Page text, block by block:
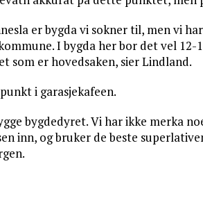
er bygda vi sokner til, men vi
I bygda her bor det vel
som er hovedsaken, sier Lindland.
i garasjekafeen.
bygdedyret. Vi har ikke merka
inn, og bruker de beste